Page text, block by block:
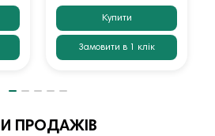
Купити
Замовити в 1 клік
ПРОДАЖІВ